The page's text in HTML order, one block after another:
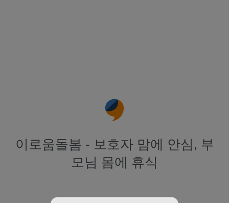
이로움돌봄 - 보호자 맘에 안심, 부
모님 몸에 휴식